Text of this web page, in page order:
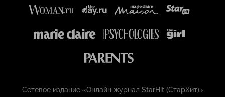
Сетевое издание «Онлайн журнал StarHit (СтарХит)»